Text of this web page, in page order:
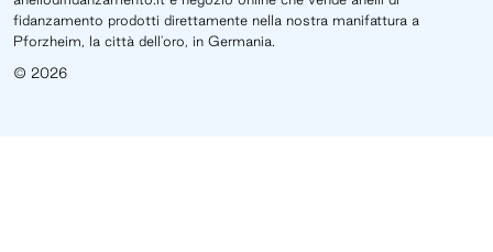
fidanzamento prodotti direttamente nella nostra manifattura a
Pforzheim, la città dell'oro, in Germania.
© 2026